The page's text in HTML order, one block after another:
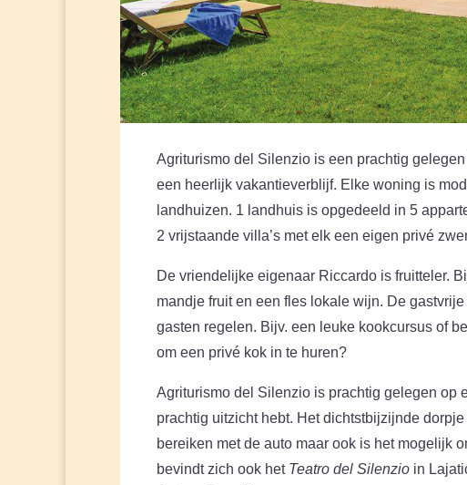
Agriturismo del Silenzio is een prachtig
een heerlijk vakantieverblijf. Elke woning is
landhuizen. 1 landhuis is opgedeeld in 5
2 vrijstaande villa’s met elk een eigen privé
De vriendelijke eigenaar Riccardo is fruitteler.
mandje fruit en een fles lokale wijn. De
gasten regelen. Bijv. een leuke kookcursus of
om een privé kok in te huren?
Agriturismo del Silenzio is prachtig gelegen op
prachtig uitzicht hebt. Het dichtstbijzijnde
bereiken met de auto maar ook is het mogelijk
bevindt zich ook het Teatro del Silenzio in